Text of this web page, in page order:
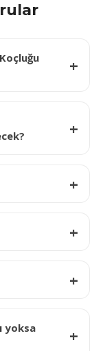
yoksa